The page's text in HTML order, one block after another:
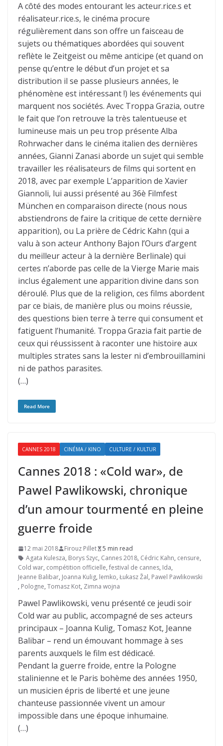
A côté des modes entourant les acteur.rice.s et
réalisateur.rice.s, le cinéma procure
régulièrement dans son offre un faisceau de
sujets ou thématiques abordées qui souvent
reflète le Zeitgeist ou même anticipe (et quand on
pense qu’entre le début d’un projet et sa
distribution il se passe plusieurs années, le
phénomène est intéressant !) les événements qui
marquent nos sociétés. Avec Troppa Grazia, outre
le fait que l’on retrouve la très talentueuse et
lumineuse mais un peu trop présente Alba
Rohrwacher dans le cinéma italien des dernières
années, Gianni Zanasi aborde un sujet qui semble
travailler les réalisateurs de films qui sortent en
2018, avec par exemple L’apparition de Xavier
Giannoli, lui aussi présenté au 36è Filmfest
München en comparaison directe (nous nous
abstiendrons de faire la critique de cette dernière
apparition), ou La prière de Cédric Kahn (qui a
valu à son acteur Anthony Bajon l’Ours d’argent
du meilleur acteur à la dernière Berlinale) qui
certes n’aborde pas celle de la Vierge Marie mais
inclus également une apparition divine dans son
déroulé. Plus que de la religion, ces films abordent
par ce biais, de manière plus ou moins réussie,
des questions bien terre à terre qui consument et
fatiguent l’humanité. Troppa Grazia fait partie de
ceux qui réussissent à raconter une histoire aux
multiples strates sans la lester ni d’embrouillamini
ni de pathos parasites.
(…)
Read More
CANNES 2018 CINÉMA / KINO CULTURE / KULTUR
Cannes 2018 : «Cold war», de
Pawel Pawlikowski, chronique
d’un amour tourmenté en pleine
guerre froide
12 mai 2018 Firouz Pillet
5 min read
Agata Kulesza, Borys Szyc, Cannes 2018, Cédric Kahn, censure,
Cold war, compétition officielle, festival de cannes, Ida,
Jeanne Balibar, Joanna Kulig, lemko, Łukasz Žal, Pawel Pawlikowski
, Pologne, Tomasz Kot, Zimna wojna
Pawel Pawlikowski, venu présenté ce jeudi soir
Cold war au public, accompagné de ses acteurs
principaux – Joanna Kulig, Tomasz Kot, Jeanne
Balibar – rend un émouvant hommage à ses
parents auxquels le film est dédicacé.
Pendant la guerre froide, entre la Pologne
stalinienne et le Paris bohème des années 1950,
un musicien épris de liberté et une jeune
chanteuse passionnée vivent un amour
impossible dans une époque inhumaine.
(…)